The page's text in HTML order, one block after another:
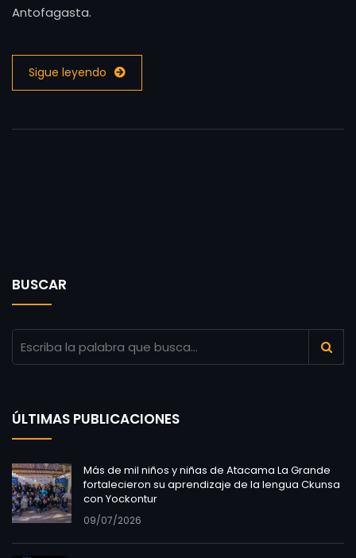
Antofagasta.
Sigue leyendo
BUSCAR
ÚLTIMAS PUBLICACIONES
Más de mil niños y niñas de Atacama La Grande
fortalecieron su aprendizaje de la lengua Ckunsa
con Yockontur
09/07/2026